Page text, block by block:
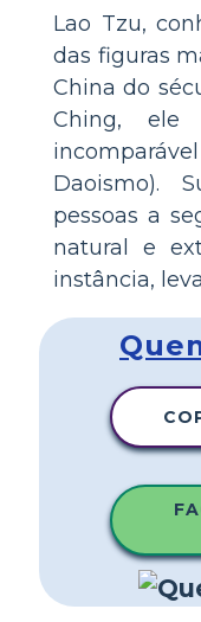
Lao Tzu,
das figuras
China do
Ching,
Daoismo).
pessoas a
natural e
instância,